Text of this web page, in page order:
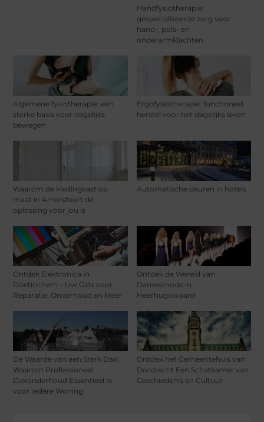
Handfysiotherapie:
gespecialiseerde zorg voor
hand-, pols- en
onderarmklachten
Algemene fysiotherapie: een
sterke basis voor dagelijks
bewegen
Ergofysiotherapie: functioneel
herstel voor het dagelijks leven
Waarom de kledingkast op
maat in Amersfoort dé
oplossing voor jou is
Automatische deuren in hotels
Ontdek Elektronica in
Doetinchem – Uw Gids voor
Reparatie, Onderhoud en Meer
Ontdek de Wereld van
Damesmode in
Heerhugowaard
De Waarde van een Sterk Dak:
Waarom Professioneel
Dakonderhoud Essentieel Is
voor Iedere Woning
Ontdek het Gemeentehuis van
Dordrecht Een Schatkamer van
Geschiedenis en Cultuur